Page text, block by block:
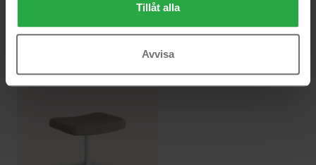
Tillåt alla
Avvisa
Select fotpall
Stepp fotpall